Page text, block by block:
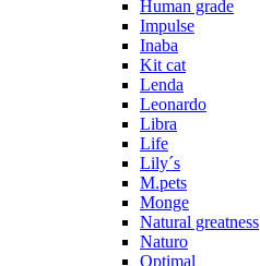
Human grade
Impulse
Inaba
Kit cat
Lenda
Leonardo
Libra
Life
Lily´s
M.pets
Monge
Natural greatness
Naturo
Optimal